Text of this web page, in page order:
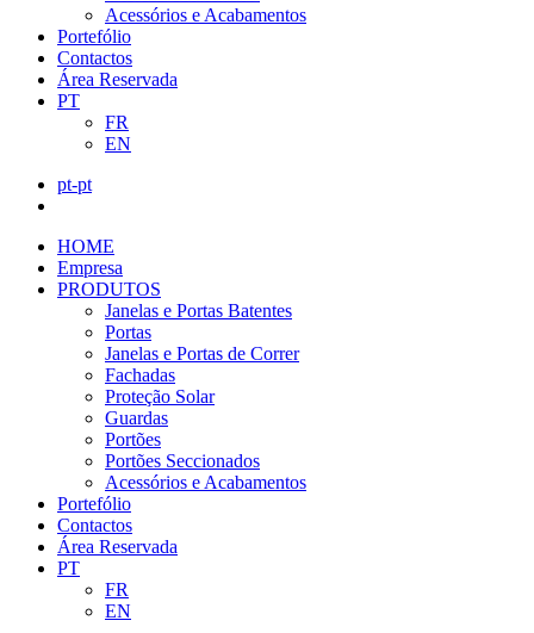
Acessórios e Acabamentos
Portefólio
Contactos
Área Reservada
PT
FR
EN
pt-pt
HOME
Empresa
PRODUTOS
Janelas e Portas Batentes
Portas
Janelas e Portas de Correr
Fachadas
Proteção Solar
Guardas
Portões
Portões Seccionados
Acessórios e Acabamentos
Portefólio
Contactos
Área Reservada
PT
FR
EN